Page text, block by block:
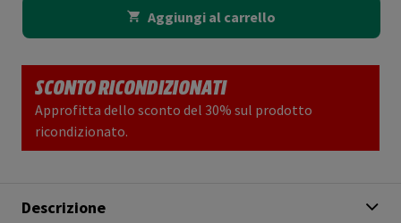
Aggiungi al carrello
SCONTO RICONDIZIONATI
Approfitta dello sconto del 30% sul prodotto
ricondizionato.
Descrizione